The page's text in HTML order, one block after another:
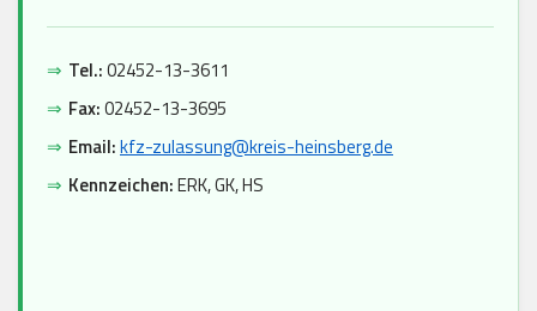
⇒ Tel.:02452-13-3611
⇒ Fax:02452-13-3695
⇒ Email:kfz-zulassung@kreis-heinsberg.de
⇒ Kennzeichen:ERK, GK, HS